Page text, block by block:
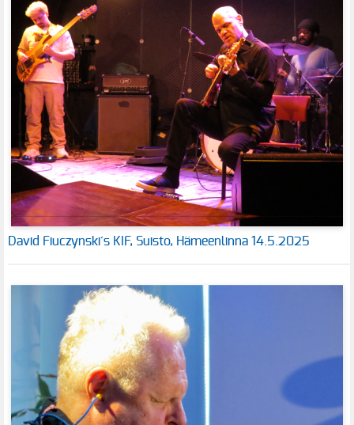
David Fiuczynski´s KIF, Suisto, Hämeenlinna 14.5.2025